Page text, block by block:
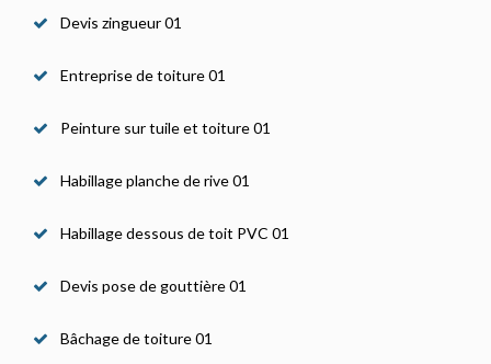
Devis zingueur 01
Entreprise de toiture 01
Peinture sur tuile et toiture 01
Habillage planche de rive 01
Habillage dessous de toit PVC 01
Devis pose de gouttière 01
Bâchage de toiture 01